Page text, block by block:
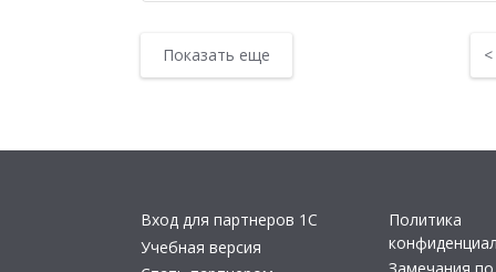
Показать еще <
Вход для партнеров 1С
Учебная версия
Политика